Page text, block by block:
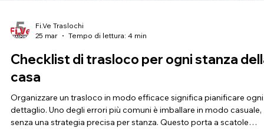
Fi.Ve Traslochi
25 mar
Tempo di lettura: 4 min
Checklist di trasloco per ogni stanza
casa
Organizzare un trasloco in modo efficace significa pianificare ogni